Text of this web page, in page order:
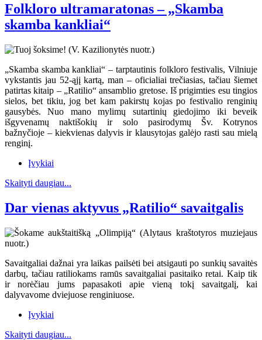
Folkloro ultramaratonas – „Skamba
skamba kankliai“
„Skamba skamba kankliai“ – tarptautinis folkloro festivalis, Vilniuje
vykstantis jau 52-ąjį kartą, man – oficialiai trečiasias, tačiau šiemet
patirtas kitaip – „Ratilio“ ansamblio gretose. Iš prigimties esu tingios
sielos, bet tikiu, jog bet kam pakirstų kojas po festivalio renginių
gausybės. Nuo mano mylimų sutartinių giedojimo iki beveik
išgyvenamų naktišokių ir solo pasirodymų Šv. Kotrynos
bažnyčioje – kiekvienas dalyvis ir klausytojas galėjo rasti sau mielą
renginį.
Įvykiai
Skaityti daugiau...
Dar vienas aktyvus „Ratilio“ savaitgalis
Savaitgaliai dažnai yra laikas pailsėti bei atsigauti po sunkių savaitės
darbų, tačiau ratiliokams ramūs savaitgaliai pasitaiko retai. Kaip tik
ir norėčiau jums papasakoti apie vieną tokį savaitgalį, kai
dalyvavome dviejuose renginiuose.
Įvykiai
Skaityti daugiau...